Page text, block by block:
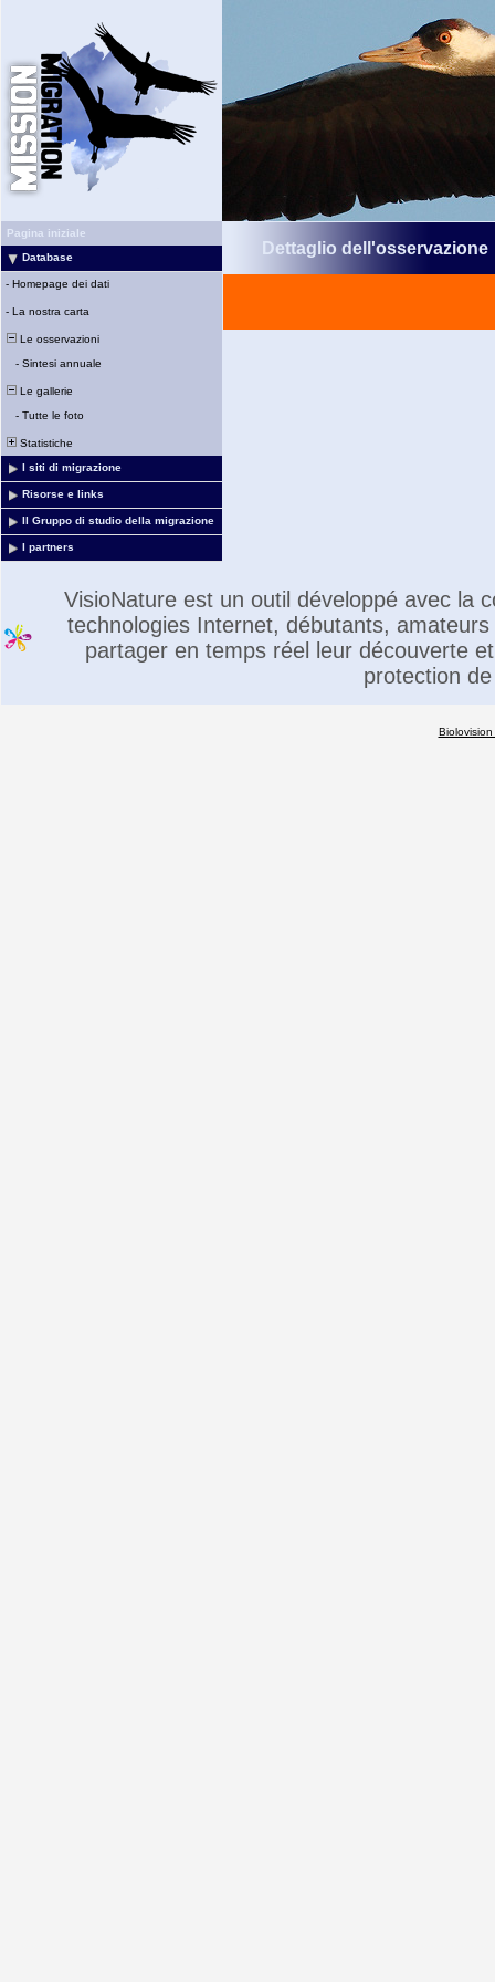
Pagina iniziale
Database
- Homepage dei dati
- La nostra carta
Le osservazioni
- Sintesi annuale
Le gallerie
- Tutte le foto
Statistiche
I siti di migrazione
Risorse e links
Il Gruppo di studio della migrazione
I partners
Dettaglio dell'osservazione
VisioNature est un outil développé avec la
technologies Internet, débutants,
partager en temps réel leur découverte
protection
Biolovision